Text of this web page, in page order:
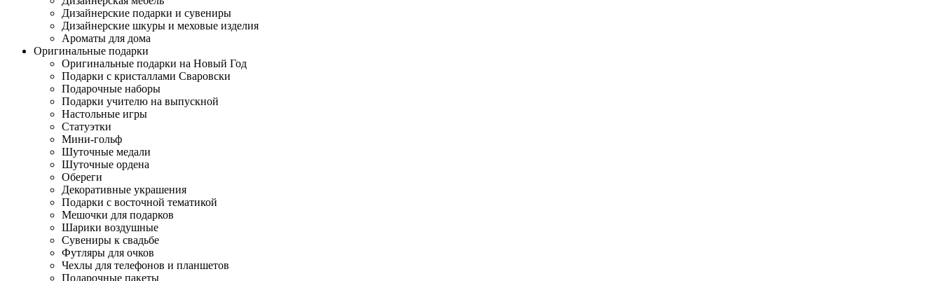
Дизайнерские подарки и сувениры
Дизайнерские шкуры и меховые изделия
Ароматы для дома
Оригинальные подарки
Оригинальные подарки на Новый Год
Подарки с кристаллами Сваровски
Подарочные наборы
Подарки учителю на выпускной
Настольные игры
Статуэтки
Мини-гольф
Шуточные медали
Шуточные ордена
Обереги
Декоративные украшения
Подарки с восточной тематикой
Мешочки для подарков
Шарики воздушные
Сувениры к свадьбе
Футляры для очков
Чехлы для телефонов и планшетов
Подарочные пакеты